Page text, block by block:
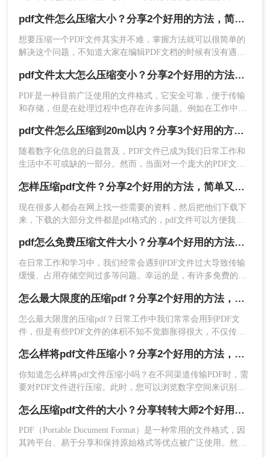
2、打开客户端，选择文件压缩-PDF压缩，然后添
加要压缩的PDF文件，如果需要批量压缩PDF文
件，那么可以直接添加文件夹，这样可以节省很多
按需设置。
候我们发现PDF文件的大小过大
pdf文件怎么压缩大小？分享2个好用的方法，简单又快捷
想要压缩一个PDF文件其实并不难，掌握方法就可以很简单的
解决这个问题，不知道大家在编辑PDF文档的时候有没有遇到
小，但是因为很少用到压缩软件，所以也不知道pdf文件怎么压
缩大小，小编今天就给大家介绍一款pdf文件压缩软件吧，相信
你会喜欢的。
pdf文件太大怎么压缩变小？分享2个好用的方法，简单又快捷！
PDF是一种目前广泛使用的文件格式，它安全可靠，便于传输
和存储，但是在处理过程中也存在许多问题。例如在工作中，
压缩变小。许多人在面对这一问题时感到很难，不知道该从何
开始。现在，就让我们一起来学习pdf压缩的方法。
pdf文件怎么压缩到20m以内？分享3个好用的方法，简单又快捷！
​随着数字化信息的日益普及，PDF文件已成为我们日常工作和
生活中不可或缺的一部分。然而，当面对一个庞大的PDF文件
多不便。因此，学会如何将PDF文件压缩到一个更小的尺寸，
如20M以内，就显得尤为重要。那么pdf文件怎么压缩到20m以
内呢？本文将向您介绍几种简单且有效的方法来实现这一目
标。
怎样压缩pdf文件？分享2个好用的方法，简单又快捷！
现在很多人都会在网上找一些需要的资料，然后把他们下载下
来，下载的大部分文件都是pdf格式的，pdf文件可以方便我们
就需要压缩到指定大小，今天小编就给大家介绍一下怎样压缩
pdf文件?
pdf怎么免费压缩文件大小？分享4个好用的方法，简单又快捷！
在日常工作和学习中，我们经常会遇到PDF文件过大导致传输
缓慢、占用存储空间过多等问题。幸运的是，有许多免费的方
用。那么pdf怎么免费压缩文件大小呢？本文将为您介绍几种常
用的免费压缩PDF文件的方法。
怎么最大限度的压缩pdf？分享2个好用的方法，简单又快捷！
怎么最大限度的压缩pdf？​日常工作中我们常常会用到PDF文
件，但是有些PDF文件的体积不知不觉膨胀得很大，不仅传
上传！
怎么样将pdf文件压缩小？分享2个好用的方法，简单又快捷！
你知道怎么样将pdf文件压缩小吗？在不同渠道传输PDF时，需
要对PDF文件进行压缩。此时，您可以浏览数字空间来识别执
多的工具，但连接可靠的应用程序非常具有挑战性。
怎么压缩pdf文件的大小？分享转转大师2个好用的方法，简单又快捷！
PDF（Portable Document Format）是一种常用的文件格式，因
其跨平台、易于分享和保持原始格式等优点被广泛使用。然